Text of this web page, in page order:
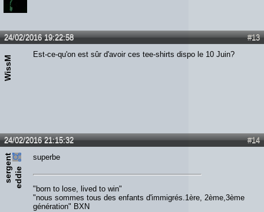
#13
24/02/2016 19:22:58
WissM
Est-ce-qu'on est sûr d'avoir ces tee-shirts dispo le 10 Juin?
#14
24/02/2016 21:15:32
s
e
rg
e
n
t
e
d
d
ie
superbe
"born to lose, lived to win"
"nous sommes tous des enfants d'immigrés.1ère, 2ème,3ème
génération" BXN